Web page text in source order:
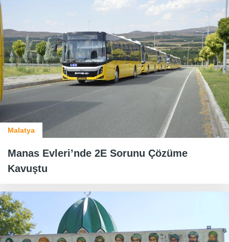
Malatya
Manas Evleri’nde 2E Sorunu Çözüme
Kavuştu